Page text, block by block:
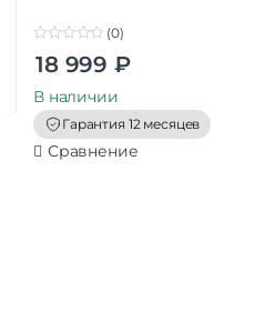
t
o
f
5
(0)
18 999 ₽
В наличии
Гарантия 12 месяцев
Сравнение